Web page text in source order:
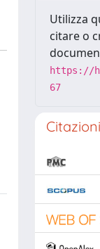
Utilizza
citare o
https://
67
Citazioni